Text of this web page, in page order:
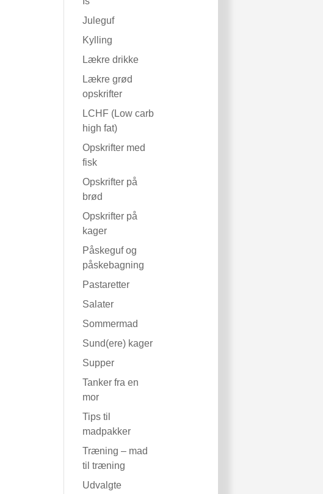
Juleguf
Kylling
Lækre drikke
Lækre grød
opskrifter
LCHF (Low carb
high fat)
Opskrifter med
fisk
Opskrifter på
brød
Opskrifter på
kager
Påskeguf og
påskebagning
Pastaretter
Salater
Sommermad
Sund(ere) kager
Supper
Tanker fra en
mor
Tips til
madpakker
Træning – mad
til træning
Udvalgte